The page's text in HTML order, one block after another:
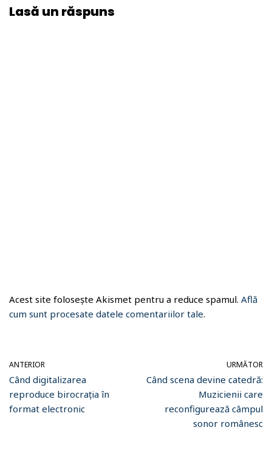
Lasă un răspuns
Acest site folosește Akismet pentru a reduce spamul. Află
cum sunt procesate datele comentariilor tale.
ANTERIOR
Când digitalizarea
reproduce birocrația în
format electronic
URMĂTOR
Când scena devine catedră:
Muzicienii care
reconfigurează câmpul
sonor românesc